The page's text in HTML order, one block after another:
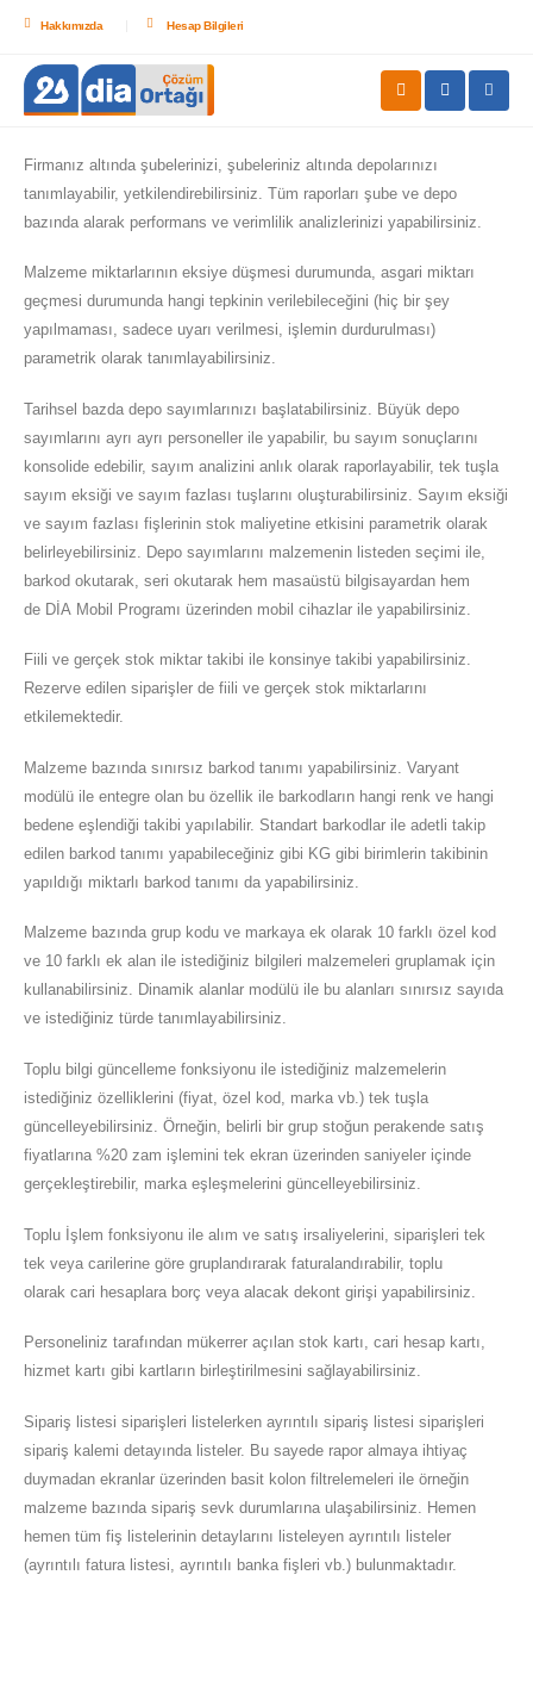
Hakkımızda Hesap Bilgileri
Firmanız altında şubelerinizi, şubeleriniz altında depolarınızı
tanımlayabilir, yetkilendirebilirsiniz. Tüm raporları şube ve depo
bazında alarak performans ve verimlilik analizlerinizi yapabilirsiniz.
Malzeme miktarlarının eksiye düşmesi durumunda, asgari miktarı
geçmesi durumunda hangi tepkinin verilebileceğini (hiç bir şey
yapılmaması, sadece uyarı verilmesi, işlemin durdurulması)
parametrik olarak tanımlayabilirsiniz.
Tarihsel bazda depo sayımlarınızı başlatabilirsiniz. Büyük depo
sayımlarını ayrı ayrı personeller ile yapabilir, bu sayım sonuçlarını
konsolide edebilir, sayım analizini anlık olarak raporlayabilir, tek tuşla
sayım eksiği ve sayım fazlası tuşlarını oluşturabilirsiniz. Sayım eksiği
ve sayım fazlası fişlerinin stok maliyetine etkisini parametrik olarak
belirleyebilirsiniz. Depo sayımlarını malzemenin listeden seçimi ile,
barkod okutarak, seri okutarak hem masaüstü bilgisayardan hem
de DİA Mobil Programı üzerinden mobil cihazlar ile yapabilirsiniz.
Fiili ve gerçek stok miktar takibi ile konsinye takibi yapabilirsiniz.
Rezerve edilen siparişler de fiili ve gerçek stok miktarlarını
etkilemektedir.
Malzeme bazında sınırsız barkod tanımı yapabilirsiniz. Varyant
modülü ile entegre olan bu özellik ile barkodların hangi renk ve hangi
bedene eşlendiği takibi yapılabilir. Standart barkodlar ile adetli takip
edilen barkod tanımı yapabileceğiniz gibi KG gibi birimlerin takibinin
yapıldığı miktarlı barkod tanımı da yapabilirsiniz.
Malzeme bazında grup kodu ve markaya ek olarak 10 farklı özel kod
ve 10 farklı ek alan ile istediğiniz bilgileri malzemeleri gruplamak için
kullanabilirsiniz. Dinamik alanlar modülü ile bu alanları sınırsız sayıda
ve istediğiniz türde tanımlayabilirsiniz.
Toplu bilgi güncelleme fonksiyonu ile istediğiniz malzemelerin
istediğiniz özelliklerini (fiyat, özel kod, marka vb.) tek tuşla
güncelleyebilirsiniz. Örneğin, belirli bir grup stoğun perakende satış
fiyatlarına %20 zam işlemini tek ekran üzerinden saniyeler içinde
gerçekleştirebilir, marka eşleşmelerini güncelleyebilirsiniz.
Toplu İşlem fonksiyonu ile alım ve satış irsaliyelerini, siparişleri tek
tek veya carilerine göre gruplandırarak faturalandırabilir, toplu
olarak cari hesaplara borç veya alacak dekont girişi yapabilirsiniz.
Personeliniz tarafından mükerrer açılan stok kartı, cari hesap kartı,
hizmet kartı gibi kartların birleştirilmesini sağlayabilirsiniz.
Sipariş listesi siparişleri listelerken ayrıntılı sipariş listesi siparişleri
sipariş kalemi detayında listeler. Bu sayede rapor almaya ihtiyaç
duymadan ekranlar üzerinden basit kolon filtrelemeleri ile örneğin
malzeme bazında sipariş sevk durumlarına ulaşabilirsiniz. Hemen
hemen tüm fiş listelerinin detaylarını listeleyen ayrıntılı listeler
(ayrıntılı fatura listesi, ayrıntılı banka fişleri vb.) bulunmaktadır.